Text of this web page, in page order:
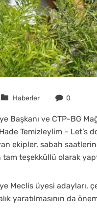
Haberler 0
Başkanı ve CTP-BG
Temizleylim – Let’s
ekipler, sabah
teşekküllü olarak
Meclis üyesi adayları,
yaratılmasının da